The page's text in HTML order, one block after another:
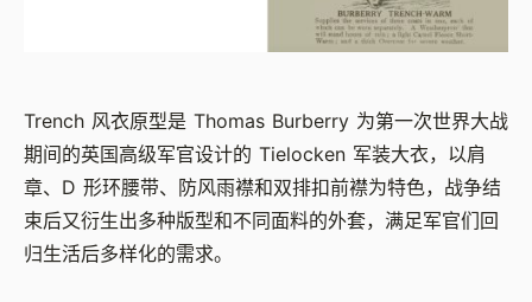
Trench 风衣原型是 Thomas Burberry 为第一次世界大战
期间的英国高级军官设计的 Tielocken 军装大衣，以肩
章、D 形环腰带、防风雨襟和双排扣前襟为特色，战争结
束后又衍生出多种版型和不同面料的外套，满足军官们回
归生活后多样化的需求。